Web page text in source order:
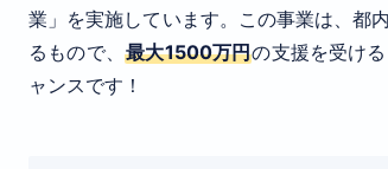
業」を実施しています。この事業は、都
るもので、 最大1500万円の支援を受け
ャンスです！